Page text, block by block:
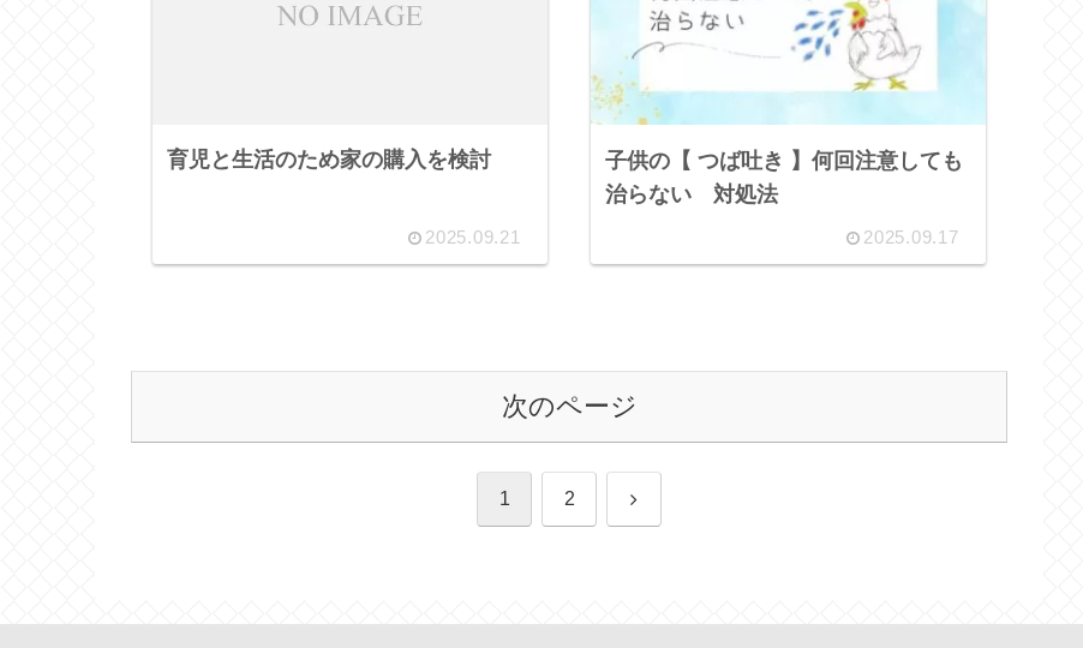
育児と生活のため家の購入を検討
2025.09.21
子供の【 つば吐き 】何回注意しても
治らない 対処法
2025.09.17
次のページ
1 2 次